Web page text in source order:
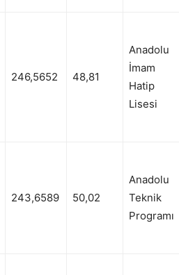
246,5652 48,81
Anadolu
İmam
Hatip
Lisesi
243,6589 50,02
Anadolu
Teknik
Programı